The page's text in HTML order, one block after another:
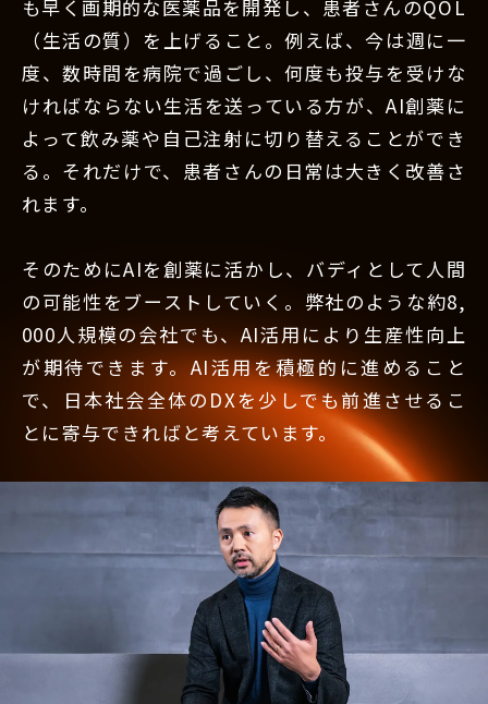
も早く画期的な医薬品を開発し、患者さんのQOL
（生活の質）を上げること。例えば、今は週に一
度、数時間を病院で過ごし、何度も投与を受けな
ければならない生活を送っている方が、AI創薬に
よって飲み薬や自己注射に切り替えることができ
る。それだけで、患者さんの日常は大きく改善さ
れます。
そのためにAIを創薬に活かし、バディとして人間
の可能性をブーストしていく。弊社のような約8,
000人規模の会社でも、AI活用により生産性向上
が期待できます。AI活用を積極的に進めること
で、日本社会全体のDXを少しでも前進させるこ
とに寄与できればと考えています。